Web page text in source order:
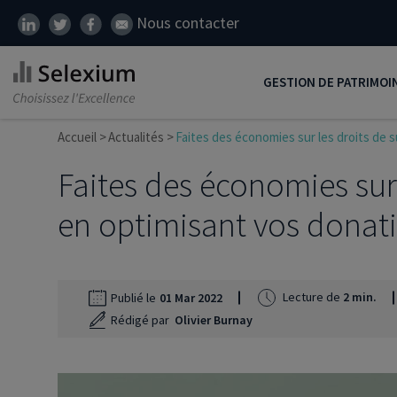
Nous contacter
GESTION DE
Développer son
Réduire ses impôts
Préparer sa retraite
Accueil Actualités Faites des économies sur les droits de
Faites des économies
en optimisant vos
Publié le 01 Mar 2022 Lecture de 2 min.
Rédigé par Olivier Burnay